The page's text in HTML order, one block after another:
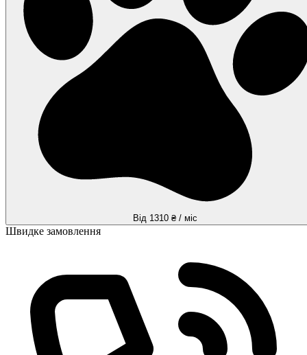
Від 1310 ₴ / міс
Швидке замовлення